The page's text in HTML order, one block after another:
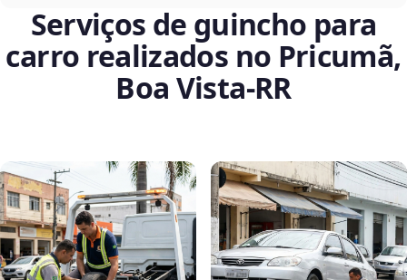
Serviços de guincho para
carro realizados no Pricumã,
Boa Vista‑RR